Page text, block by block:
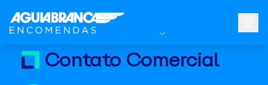
Contato Comercial